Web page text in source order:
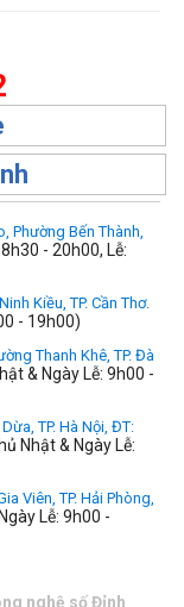
Phường Bến Thành,
- 20h00, Lễ:
Kiều, TP. Cần Thơ.
- 19h00)
Thanh Khê, TP. Đà
& Ngày Lễ: 9h00 -
TP. Hà Nội, ĐT:
Nhật & Ngày Lễ:
Viên, TP. Hải Phòng,
Lễ: 9h00 -
nghệ số Đỉnh